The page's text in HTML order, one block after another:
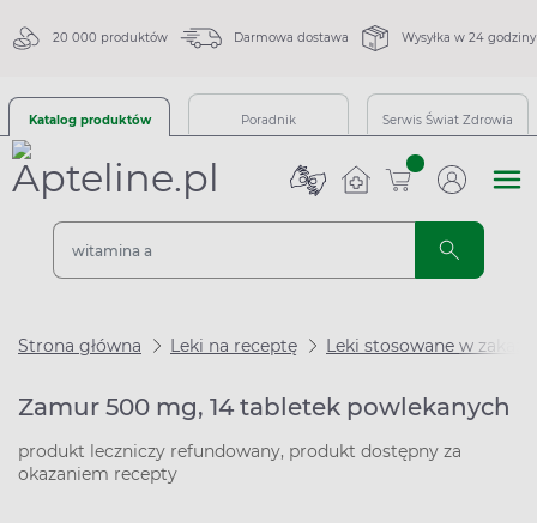
20 000 produktów Darmowa dostawa Wysyłka w 24 godziny
Katalog produktów Poradnik Serwis Świat Zdrowia
sztuk
Strona główna Leki na receptę Leki stosowane w
Zamur 500 mg, 14 tabletek powlekanych
produkt leczniczy refundowany, produkt dostępny za
okazaniem recepty